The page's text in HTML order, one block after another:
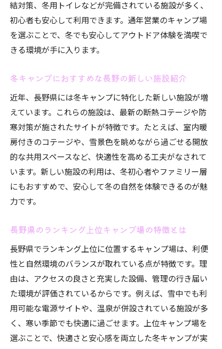
結対策、冬用トイレなどが完備されている施設が多く、
初心者も安心して利用できます。通年営業のキャンプ場
を選ぶことで、冬でも安心してアウトドア体験を満喫で
きる環境が手に入ります。
冬キャンプにおすすめな長野の新しい施設紹介
近年、長野県には冬キャンプに特化した新しい施設が増
えています。これらの施設は、最新の断熱コテージや防
寒対策が施されたサイトが特徴です。たとえば、室内暖
房付きのコテージや、雪景色を眺めながら過ごせる開放
的な共用スペースなど、快適性を高める工夫がなされて
います。新しい施設の利用は、冬初心者やファミリー層
にもおすすめで、安心して冬の自然を体験できるのが魅
力です。
長野県のランキング上位キャンプ場の特徴とは
長野県でランキング上位に位置するキャンプ場は、利便
性と自然環境のバランスが取れている点が特徴です。理
由は、アクセスの良さと充実した設備、管理の行き届い
た環境が評価されているからです。例えば、雪中でも利
用可能な電源サイトや、温泉が併設されている施設が多
く、寒い季節でも快適に過ごせます。上位キャンプ場を
選ぶことで、快適さと安心感を両立した冬キャンプが実